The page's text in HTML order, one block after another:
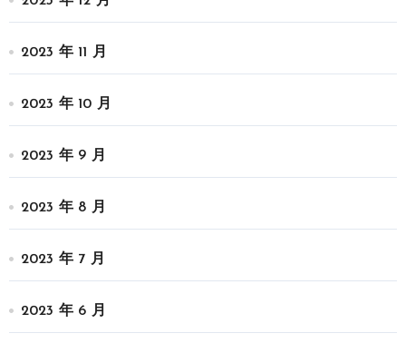
2023 年 11 月
2023 年 10 月
2023 年 9 月
2023 年 8 月
2023 年 7 月
2023 年 6 月